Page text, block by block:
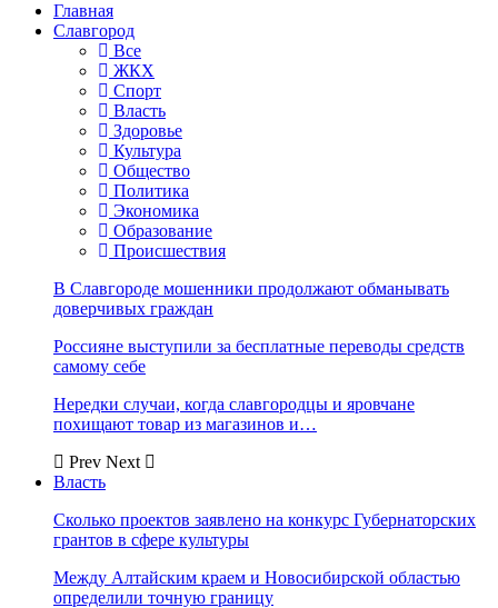
Главная
Славгород
Все
ЖКХ
Спорт
Власть
Здоровье
Культура
Общество
Политика
Экономика
Образование
Происшествия
В Славгороде мошенники продолжают обманывать
доверчивых граждан
Россияне выступили за бесплатные переводы средств
самому себе
Нередки случаи, когда славгородцы и яровчане
похищают товар из магазинов и…
Prev Next
Власть
Сколько проектов заявлено на конкурс Губернаторских
грантов в сфере культуры
Между Алтайским краем и Новосибирской областью
определили точную границу